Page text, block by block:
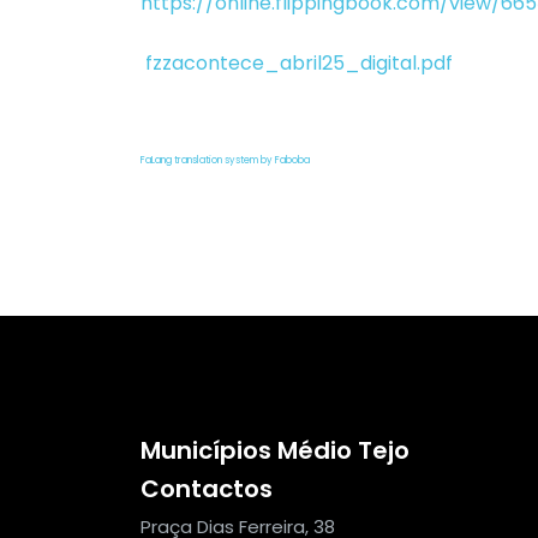
fzzacontece_abril25_digital.pdf
FaLang translation system by Faboba
Municípios Médio Tejo
Contactos
Praça Dias Ferreira, 38